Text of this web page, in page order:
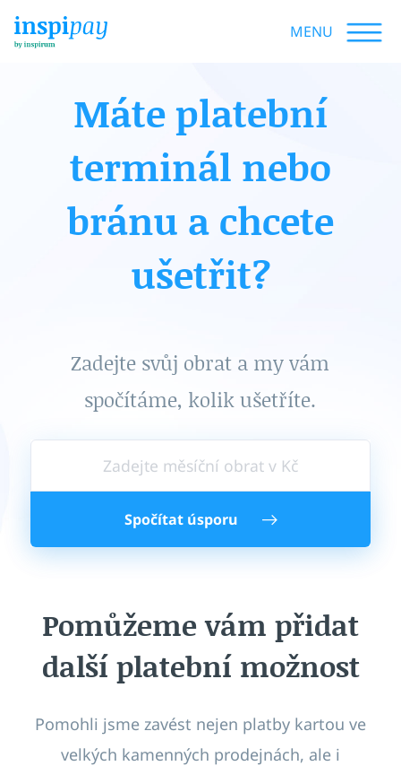
MENU
Máte platební
terminál nebo
bránu a chcete
ušetřit?
Zadejte svůj obrat a my vám
spočítáme, kolik ušetříte.
Spočítat úsporu
Pomůžeme vám přidat
další platební možnost
Pomohli jsme zavést nejen platby kartou ve
velkých kamenných prodejnách, ale i